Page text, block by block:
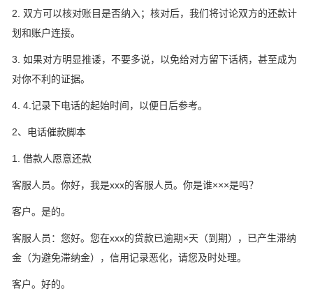
2. 双方可以核对账目是否纳入；核对后，我们将讨论双方的还款计
划和账户连接。
3. 如果对方明显推诿，不要多说，以免给对方留下话柄，甚至成为
对你不利的证据。
4. 4.记录下电话的起始时间，以便日后参考。
2、电话催款脚本
1. 借款人愿意还款
客服人员。你好，我是xxx的客服人员。你是谁×××是吗？
客户。是的。
客服人员：您好。您在xxx的贷款已逾期×天（到期），已产生滞纳
金（为避免滞纳金），信用记录恶化，请您及时处理。
客户。好的。